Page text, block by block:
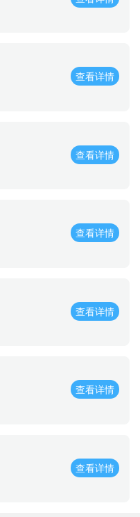
查看详情
查看详情
查看详情
查看详情
查看详情
查看详情